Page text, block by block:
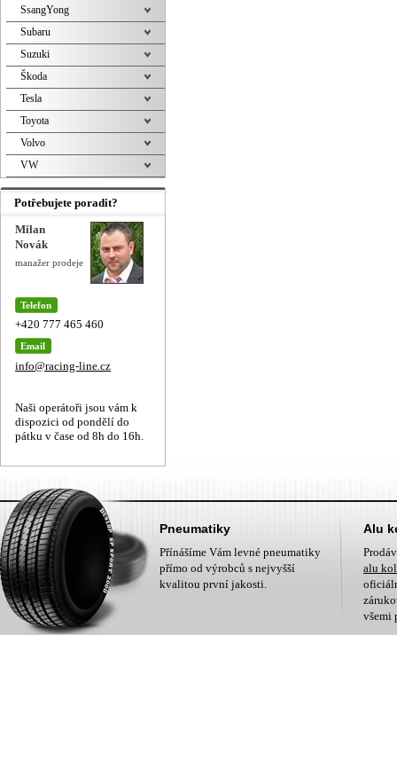
SsangYong
Subaru
Suzuki
Škoda
Tesla
Toyota
Volvo
VW
Potřebujete poradit?
Milan
Novák
manažer prodeje
Telefon
+420 777 465 460
Email
info@racing-line.cz
Naši operátoři jsou vám k
dispozici od pondělí do
pátku v čase od 8h do 16h.
Pneumatiky
Přínášíme Vám levné pneumatiky
přímo od výrobců s nejvyšší
kvalitou první jakosti.
Alu
alu
všemi